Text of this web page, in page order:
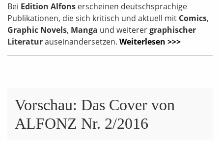
Bei Edition Alfons erscheinen deutschsprachige
Publikationen, die sich kritisch und aktuell mit Comics,
Graphic Novels, Manga und weiterergraphischer
Literaturauseinandersetzen. Weiterlesen >>>
Vorschau: Das Cover von
ALFONZ Nr. 2/2016